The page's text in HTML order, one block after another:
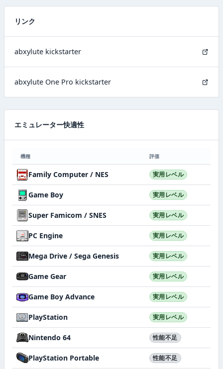
リンク
abxylute kickstarter
abxylute One Pro kickstarter
エミュレーター快適性
機種 評価
Family Computer / NES 実用レベル
Game Boy 実用レベル
Super Famicom / SNES 実用レベル
PC Engine 実用レベル
Mega Drive / Sega Genesis 実用レベル
Game Gear 実用レベル
Game Boy Advance 実用レベル
PlayStation 実用レベル
Nintendo 64 性能不足
PlayStation Portable 性能不足